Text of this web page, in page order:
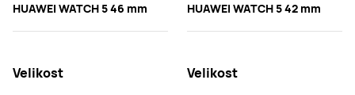
HUAWEI WATCH 5 46 mm
Velikost
HUAWEI WATCH 5 42 mm
Velikost